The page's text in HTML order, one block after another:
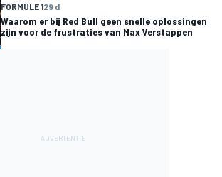
FORMULE 129 d
Waarom er bij Red Bull geen snelle oplossingen
zijn voor de frustraties van Max Verstappen